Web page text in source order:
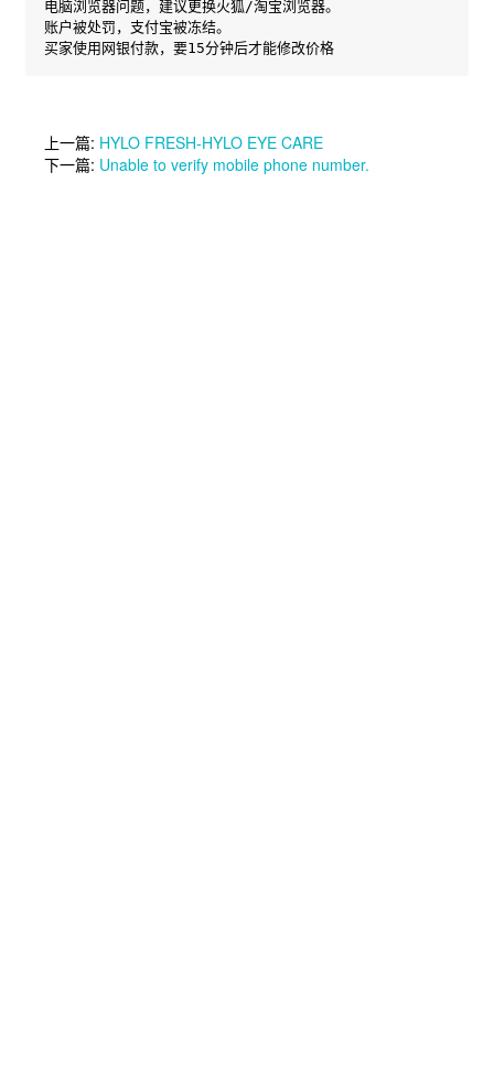
电脑浏览器问题，建议更换火狐/淘宝浏览器。
账户被处罚，支付宝被冻结。
买家使用网银付款，要15分钟后才能修改价格
上一篇: HYLO FRESH-HYLO EYE CARE
下一篇: Unable to verify mobile phone number.